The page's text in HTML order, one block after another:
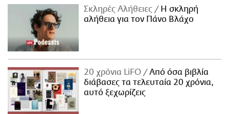
Σκληρές Αλήθειες
H σκληρή
αλήθεια για τον Πάνο Βλάχο
20 χρόνια LiFO
Από όσα βιβλία
διάβασες τα τελευταία 20 χρόνια,
αυτό ξεχωρίζεις